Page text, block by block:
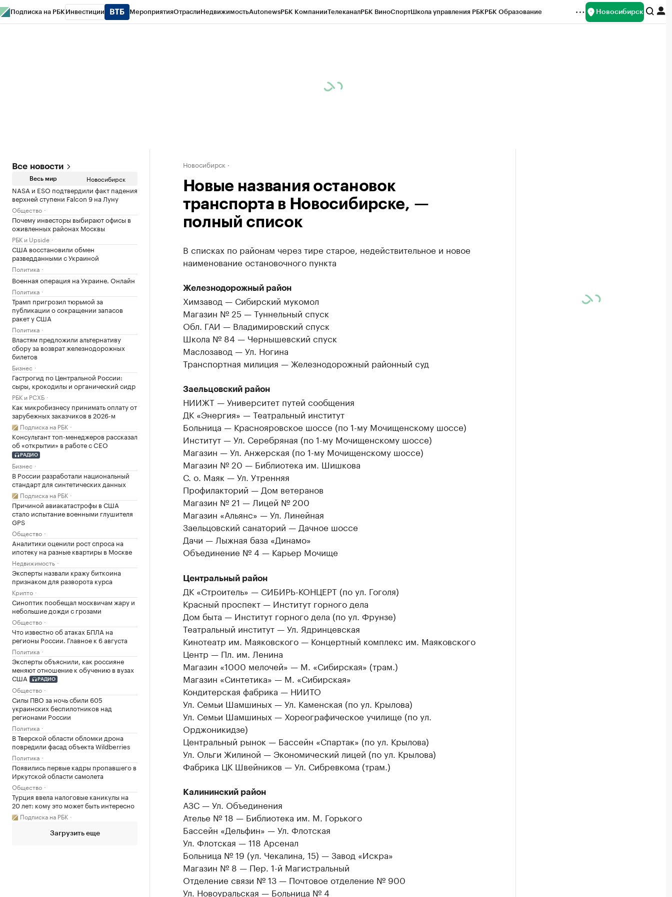
Подписка на РБК Инвестиции МероприятияОтраслиНедвижимостьAutonewsРБК КомпанииТелеканалРБК ВиноСпортШкола управления РБКРБК Образование Новосибирск
Все новости
Весь мир Новосибирск
NASA и ESO подтвердили факт падения
верхней ступени Falcon 9 на Луну
Общество
Почему инвесторы выбирают офисы в
оживленных районах Москвы
РБК и Upside
США восстановили обмен
разведданными с Украиной
Политика
Военная операция на Украине. Онлайн
Политика
Трамп пригрозил тюрьмой за
публикации о сокращении запасов
ракет у США
Политика
Властям предложили альтернативу
сбору за возврат железнодорожных
билетов
Бизнес
Гастрогид по Центральной России:
сыры, крокодилы и органический сидр
РБК и РСХБ
Как микробизнесу принимать оплату от
зарубежных заказчиков в 2026-м
Подписка на РБК
Консультант топ-менеджеров рассказал
об «открытии» в работе с CEO
РАДИО
Бизнес
В России разработали национальный
стандарт для синтетических данных
Подписка на РБК
Причиной авиакатастрофы в США
стало испытание военными глушителя
GPS
Общество
Аналитики оценили рост спроса на
ипотеку на разные квартиры в Москве
Недвижимость
Эксперты назвали кражу биткоина
признаком для разворота курса
Крипто
Синоптик пообещал москвичам жару и
небольшие дожди с грозами
Общество
Что известно об атаках БПЛА на
регионы России. Главное к 6 августа
Политика
Эксперты объяснили, как россияне
меняют отношение к обучению в вузах
США
РАДИО
Общество
Силы ПВО за ночь сбили 605
украинских беспилотников над
регионами России
Политика
В Тверской области обломки дрона
повредили фасад объекта Wildberries
Политика
Появились первые кадры пропавшего в
Иркутской области самолета
Общество
Турция ввела налоговые каникулы на
20 лет: кому это может быть интересно
Подписка на РБК
Загрузить еще
Новосибирск
Новые названия остановок
транспорта в Новосибирске, —
полный список
В списках по районам через тире старое, недействительное и новое
наименование остановочного пункта
Железнодорожный район
Химзавод — Сибирский мукомол
Магазин № 25 — Туннельный спуск
Обл. ГАИ — Владимировский спуск
Школа № 84 — Чернышевский спуск
Маслозавод — Ул. Ногина
Транспортная милиция — Железнодорожный районный суд
Заельцовский район
НИИЖТ — Университет путей сообщения
ДК «Энергия» — Театральный институт
Больница — Краснояровское шоссе (по 1-му Мочищенскому шоссе)
Институт — Ул. Серебряная (по 1-му Мочищенскому шоссе)
Магазин — Ул. Анжерская (по 1-му Мочищенскому шоссе)
Магазин № 20 — Библиотека им. Шишкова
С. о. Маяк — Ул. Утренняя
Профилакторий — Дом ветеранов
Магазин № 21 — Лицей № 200
Магазин «Альянс» — Ул. Линейная
Заельцовский санаторий — Дачное шоссе
Дачи — Лыжная база «Динамо»
Объединение № 4 — Карьер Мочище
Центральный район
ДК «Строитель» — СИБИРЬ-КОНЦЕРТ (по ул. Гоголя)
Красный проспект — Институт горного дела
Дом быта — Институт горного дела (по ул. Фрунзе)
Театральный институт — Ул. Ядринцевская
Кинотеатр им. Маяковского — Концертный комплекс им. Маяковского
Центр — Пл. им. Ленина
Магазин «1000 мелочей» — М. «Сибирская» (трам.)
Магазин «Синтетика» — М. «Сибирская»
Кондитерская фабрика — НИИТО
Ул. Семьи Шамшиных — Ул. Каменская (по ул. Крылова)
Ул. Семьи Шамшиных — Хореографическое училище (по ул.
Орджоникидзе)
Центральный рынок — Бассейн «Спартак» (по ул. Крылова)
Ул. Ольги Жилиной — Экономический лицей (по ул. Крылова)
Фабрика ЦК Швейников — Ул. Сибревкома (трам.)
Калининский район
АЗС — Ул. Объединения
Ателье № 18 — Библиотека им. М. Горького
Бассейн «Дельфин» — Ул. Флотская
Ул. Флотская — 118 Арсенал
Больница № 19 (ул. Чекалина, 15) — Завод «Искра»
Магазин № 8 — Пер. 1-й Магистральный
Отделение связи № 13 — Почтовое отделение № 900
Ул. Новоуральская — Больница № 4